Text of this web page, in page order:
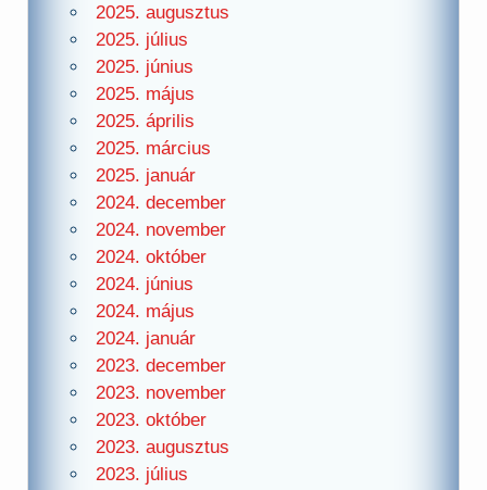
2025. augusztus
2025. július
2025. június
2025. május
2025. április
2025. március
2025. január
2024. december
2024. november
2024. október
2024. június
2024. május
2024. január
2023. december
2023. november
2023. október
2023. augusztus
2023. július